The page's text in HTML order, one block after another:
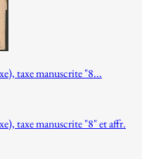
taxe manuscrite "8...
taxe manuscrite "8" et affr.